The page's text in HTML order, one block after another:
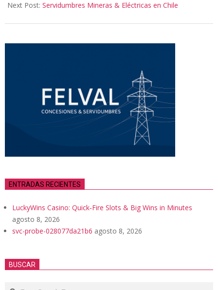
Next Post: Servidumbres Mineras & Eléctricas en Chile
ENTRADAS RECIENTES
LuckyWins Casino: Quick‑Fire Slots & Big Wins in Minutes
agosto 8, 2026
svc-probe-028077da21b6 agosto 8, 2026
BUSCAR
Search